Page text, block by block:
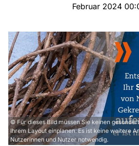
Februar 2024
© Für dieses Bild müssen Sie keinen
Ihrem Layout einplanen. Es ist keine weitere
Nutzerinnen und Nutzer notwendig.